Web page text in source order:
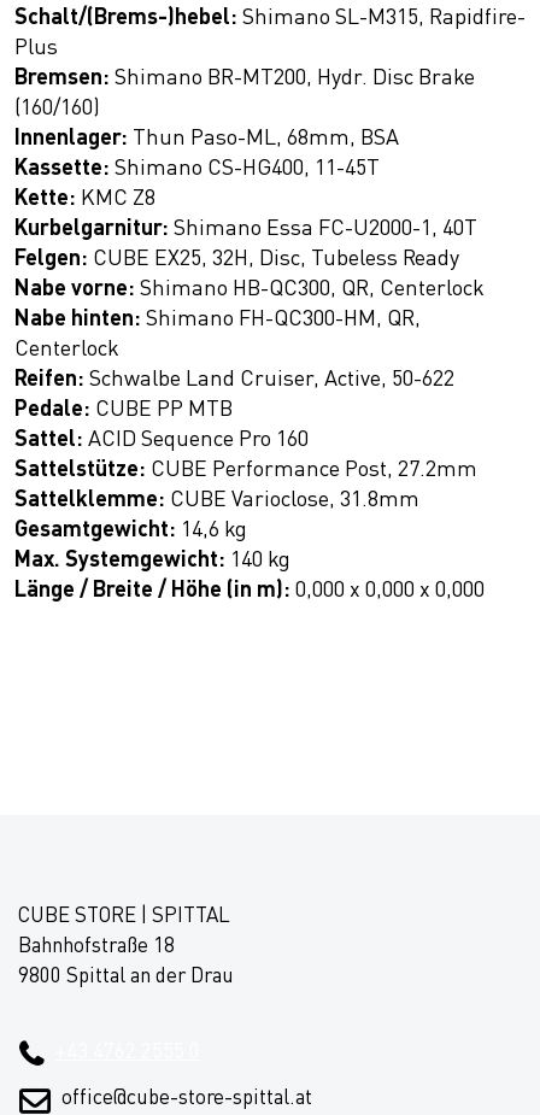
Schalt/(Brems-)hebel: Shimano SL-M315, Rapidfire-
Plus
Bremsen: Shimano BR-MT200, Hydr. Disc Brake
(160/160)
Innenlager: Thun Paso-ML, 68mm, BSA
Kassette: Shimano CS-HG400, 11-45T
Kette: KMC Z8
Kurbelgarnitur: Shimano Essa FC-U2000-1, 40T
Felgen: CUBE EX25, 32H, Disc, Tubeless Ready
Nabe vorne: Shimano HB-QC300, QR, Centerlock
Nabe hinten: Shimano FH-QC300-HM, QR,
Centerlock
Reifen: Schwalbe Land Cruiser, Active, 50-622
Pedale: CUBE PP MTB
Sattel: ACID Sequence Pro 160
Sattelstütze: CUBE Performance Post, 27.2mm
Sattelklemme: CUBE Varioclose, 31.8mm
Gesamtgewicht: 14,6 kg
Max. Systemgewicht: 140 kg
Länge / Breite / Höhe (in m): 0,000 x 0,000 x 0,000
CUBE STORE | SPITTAL
Bahnhofstraße 18
9800 Spittal an der Drau
office@cube-store-spittal.at